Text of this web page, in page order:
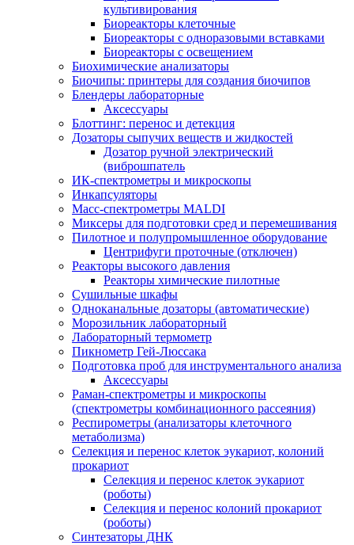
культивирования
Биореакторы клеточные
Биореакторы с одноразовыми вставками
Биореакторы с освещением
Биохимические анализаторы
Биочипы: принтеры для создания биочипов
Блендеры лабораторные
Аксессуары
Блоттинг: перенос и детекция
Дозаторы сыпучих веществ и жидкостей
Дозатор ручной электрический
(виброшпатель
ИК-спектрометры и микроскопы
Инкапсуляторы
Масс-спектрометры MALDI
Миксеры для подготовки сред и перемешивания
Пилотное и полупромышленное оборудование
Центрифуги проточные (отключен)
Реакторы высокого давления
Реакторы химические пилотные
Сушильные шкафы
Одноканальные дозаторы (автоматические)
Морозильник лабораторный
Лабораторный термометр
Пикнометр Гей-Люссака
Подготовка проб для инструментального анализа
Аксессуары
Раман-спектрометры и микроскопы
(спектрометры комбинационного рассеяния)
Респирометры (анализаторы клеточного
метаболизма)
Селекция и перенос клеток эукариот, колоний
прокариот
Селекция и перенос клеток эукариот
(роботы)
Селекция и перенос колоний прокариот
(роботы)
Синтезаторы ДНК